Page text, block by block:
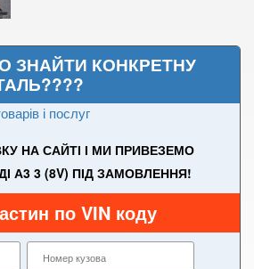
ЗНАЙТИ КОНКРЕТНУ
і послуг
НА САЙТІ І МИ ПРИВЕЗЕМО
А3 3 (8V) ПІД ЗАМОВЛЕННЯ!
по VIN коду